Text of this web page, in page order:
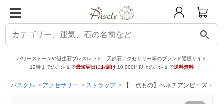
search
パワーストーンや誕生石ブレスレット、天然石アクセサリー等のブランド通販サイト
12時までのご注文で最短翌日にお届け 10,000円以上のご注文で送料無料
パスクル アクセサリー ストラップ 【一点もの】ベネチアンビーズ・